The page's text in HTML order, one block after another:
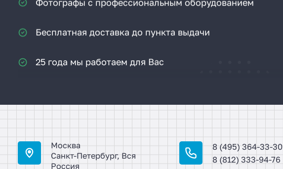
Заключение договора он-лайн
Москва
Санкт-Петербург, Вся
Россия
8 (495) 364-33-30
8 (812) 333-94-76